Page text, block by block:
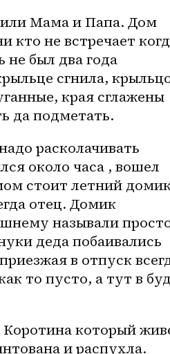
Мама и Папа. Дом
кто не встречает
не был два года
сгнила,
края сглажены
да подметать.
расколачивать
около часа , вошел
стоит летний
отец. Домик
называли
деда побаивались
в отпуск
то пусто, а тут в
который
и распухла.